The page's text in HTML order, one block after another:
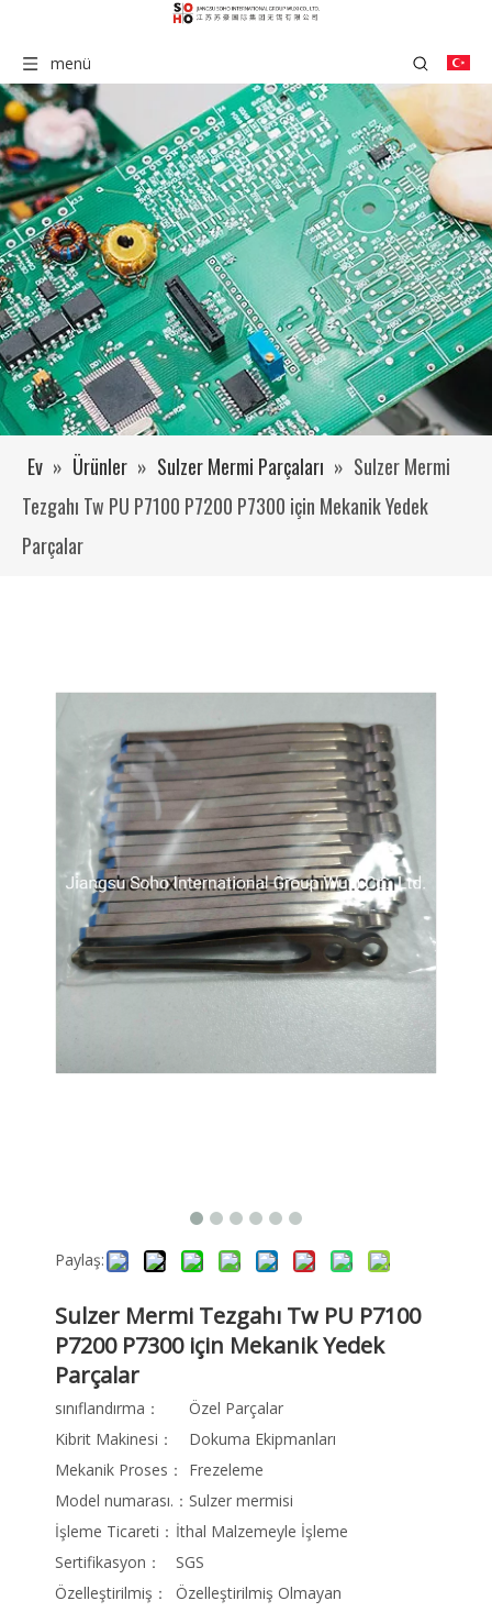
menü
Ev » Ürünler » Sulzer Mermi Parçaları » Sulzer Mermi
Tezgahı Tw PU P7100 P7200 P7300 için Mekanik Yedek
Parçalar
Paylaş:
Sulzer Mermi Tezgahı Tw PU P7100
P7200 P7300 için Mekanik Yedek
Parçalar
sınıflandırma：
Özel Parçalar
Kibrit Makinesi：
Dokuma Ekipmanları
Mekanik Proses：
Frezeleme
Model numarası.： Sulzer mermisi
İşleme Ticareti： İthal Malzemeyle İşleme
Sertifikasyon：
SGS
Özelleştirilmiş：
Özelleştirilmiş Olmayan